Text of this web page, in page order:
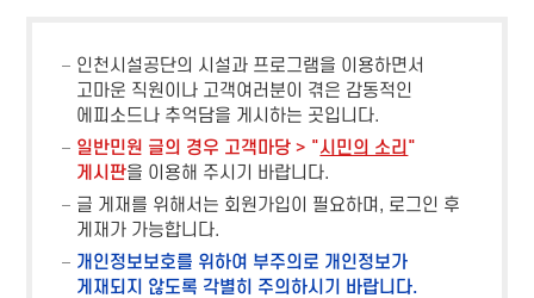
인천시설공단의 시설과 프로그램을 이용하면서
고마운 직원이나 고객여러분이 겪은 감동적인
에피소드나 추억담을 게시하는 곳입니다.
일반민원 글의 경우 고객마당 > "시민의 소리 "
게시판을 이용해 주시기 바랍니다.
글 게재를 위해서는 회원가입이 필요하며, 로그인 후
게재가 가능합니다.
개인정보보호를 위하여 부주의로 개인정보가
게재되지 않도록 각별히 주의하시기 바랍니다.